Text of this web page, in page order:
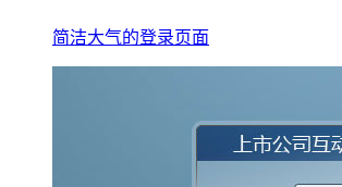
简洁大气的登录页面